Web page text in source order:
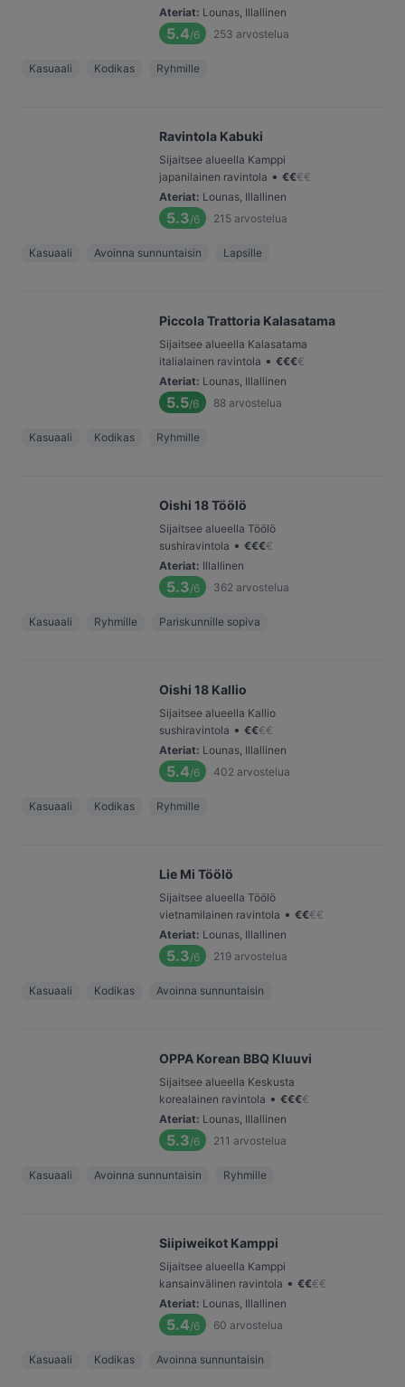
Ateriat: Lounas, Illallinen
5.4/6 253 arvostelua
Kasuaali Kodikas Ryhmille
Ravintola Kabuki
Sijaitsee alueella Kamppi
japanilainen ravintola • €€€€
Ateriat: Lounas, Illallinen
5.3/6 215 arvostelua
Kasuaali Avoinna sunnuntaisin Lapsille
Piccola Trattoria Kalasatama
Sijaitsee alueella Kalasatama
italialainen ravintola • €€€€
Ateriat: Lounas, Illallinen
5.5/6 88 arvostelua
Kasuaali Kodikas Ryhmille
Oishi 18 Töölö
Sijaitsee alueella Töölö
sushiravintola • €€€€
Ateriat: Illallinen
5.3/6 362 arvostelua
Kasuaali Ryhmille Pariskunnille sopiva
Oishi 18 Kallio
Sijaitsee alueella Kallio
sushiravintola • €€€€
Ateriat: Lounas, Illallinen
5.4/6 402 arvostelua
Kasuaali Kodikas Ryhmille
Lie Mi Töölö
Sijaitsee alueella Töölö
vietnamilainen ravintola • €€€€
Ateriat: Lounas, Illallinen
5.3/6 219 arvostelua
Kasuaali Kodikas Avoinna sunnuntaisin
OPPA Korean BBQ Kluuvi
Sijaitsee alueella Keskusta
korealainen ravintola • €€€€
Ateriat: Lounas, Illallinen
5.3/6 211 arvostelua
Kasuaali Avoinna sunnuntaisin Ryhmille
Siipiweikot Kamppi
Sijaitsee alueella Kamppi
kansainvälinen ravintola • €€€€
Ateriat: Lounas, Illallinen
5.4/6 60 arvostelua
Kasuaali Kodikas Avoinna sunnuntaisin